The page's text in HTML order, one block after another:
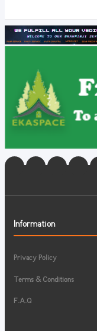
Information
Privacy Policy
Terms & Conditions
F.A.Q